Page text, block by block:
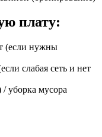
плату:
(если нужны
слабая сеть и нет
уборка мусора